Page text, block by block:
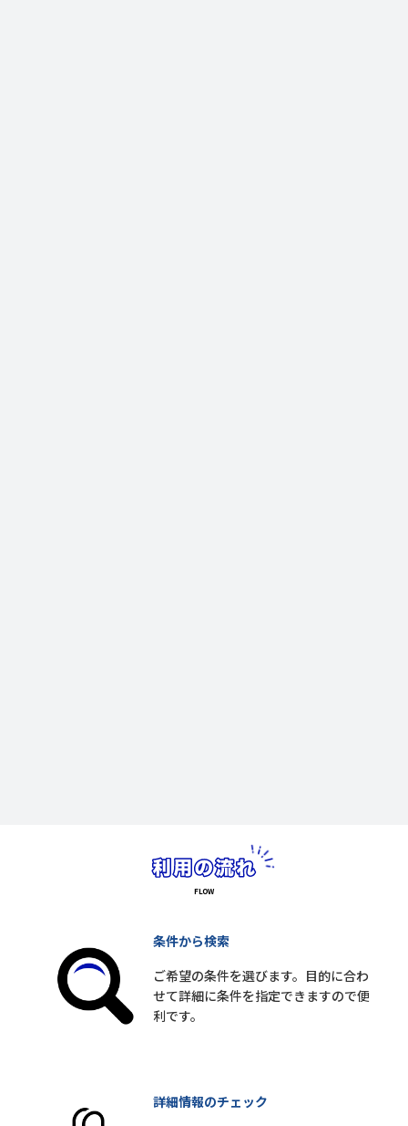
条件から検索
ご希望の条件を選びます。目的に合わ
せて詳細に条件を指定できますので便
利です。
詳細情報のチェック